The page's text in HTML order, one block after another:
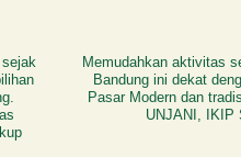
Memudahkan aktivitas
Bandung ini dekat
Pasar Modern dan
UNJANI, IKIP